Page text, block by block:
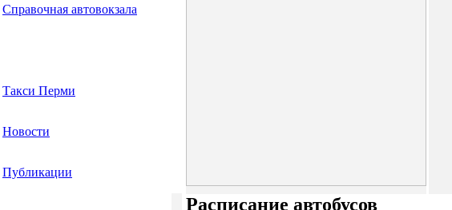
Справочная автовокзала
Такси Перми
Новости
Публикации
Расписание автобусов